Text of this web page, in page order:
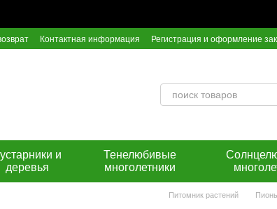
Контактная информация
Регистрация и оформление
и
деревья
Тенелюбивые
многолетники
Питомник растений